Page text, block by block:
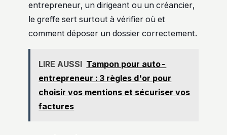
entrepreneur, un dirigeant ou un créancier,
le greffe sert surtout à vérifier où et
comment déposer un dossier correctement.
LIRE AUSSI Tampon pour auto-
entrepreneur : 3 règles d'or pour
choisir vos mentions et sécuriser vos
factures